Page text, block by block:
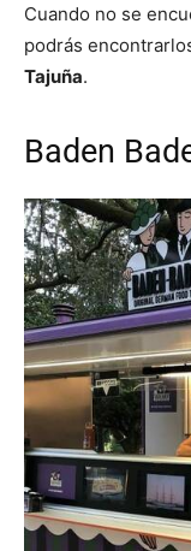
Cuando no se
podrás
Tajuña.
Baden